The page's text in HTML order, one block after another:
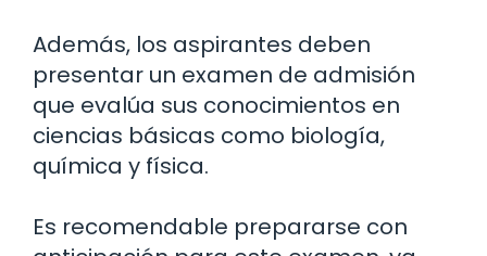
Además, los aspirantes deben
presentar un examen de admisión
que evalúa sus conocimientos en
ciencias básicas como biología,
química y física.
Es recomendable prepararse con